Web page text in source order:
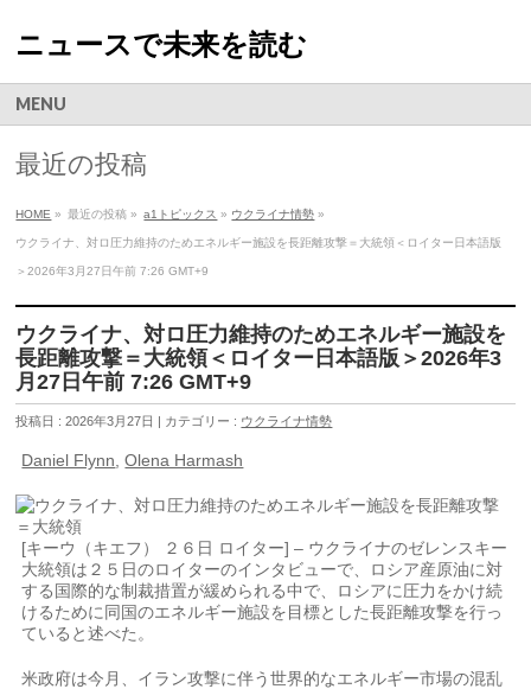
ニュースで未来を読む
MENU
最近の投稿
HOME » 最近の投稿 » a1トピックス » ウクライナ情勢 »
ウクライナ、対ロ圧力維持のためエネルギー施設を長距離攻撃＝大統領＜ロイター日本語版
＞2026年3月27日午前 7:26 GMT+9
ウクライナ、対ロ圧力維持のためエネルギー施設を
長距離攻撃＝大統領＜ロイター日本語版＞2026年3
月27日午前 7:26 GMT+9
投稿日 : 2026年3月27日 | カテゴリー : ウクライナ情勢
Daniel Flynn ,Olena Harmash
[キーウ（キエフ） ２６日 ロイター] – ウクライナのゼレンスキー
大統領は２５日のロイターのインタビューで、ロシア産原油に対
する国際的な制裁​措置が緩められる中で、ロシアに圧力をかけ続
けるた‌めに同国のエネルギー施設を目標とした長距離攻撃を行っ
ていると述べた。
米政府は今月、イラン攻撃に伴う世界的なエネルギー市場の混乱